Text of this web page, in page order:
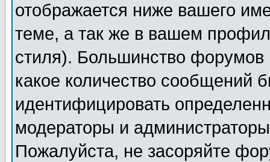
отображается ниже вашего
теме, а так же в вашем
стиля). Большинство форумов
какое количество сообщений
идентифицировать
модераторы и
Пожалуйста, не засоряйте